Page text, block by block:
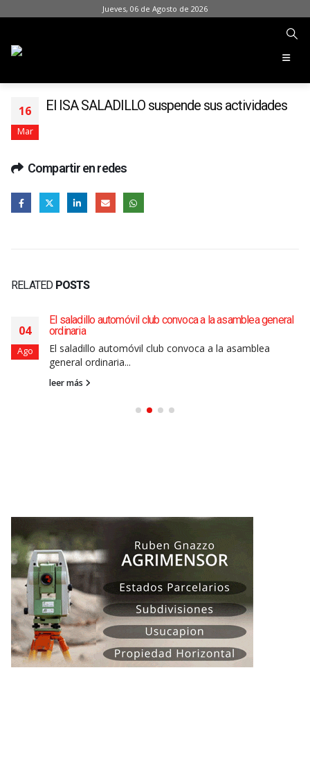
Jueves, 06 de Agosto de 2026
16
Mar
El ISA SALADILLO suspende sus actividades
Compartir en redes
RELATED POSTS
04
Ago
El saladillo automóvil club convoca a la asamblea general
ordinaria
El saladillo automóvil club convoca a la asamblea
general ordinaria...
leer más